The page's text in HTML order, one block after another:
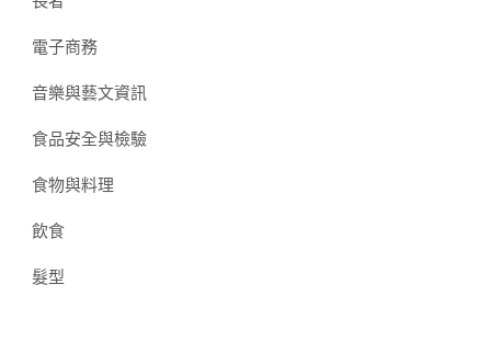
電子商務
音樂與藝文資訊
食品安全與檢驗
食物與料理
飲食
髮型